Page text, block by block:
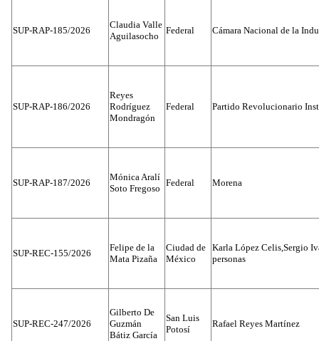
SUP-RAP-185/2026
Claudia Valle
Aguilasocho
Federal Cámara Nacional de la
SUP-RAP-186/2026
Reyes
Rodríguez
Mondragón
Federal Partido Revolucionario
SUP-RAP-187/2026
Mónica Aralí
Soto Fregoso
Federal Morena
SUP-REC-155/2026
Felipe de la
Mata Pizaña
Ciudad de
México
Karla López Celis,Sergio
personas
SUP-REC-247/2026
Gilberto De
Guzmán
Bátiz García
San Luis
Potosí
Rafael Reyes Martínez